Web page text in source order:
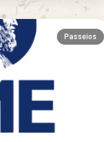
Passeios